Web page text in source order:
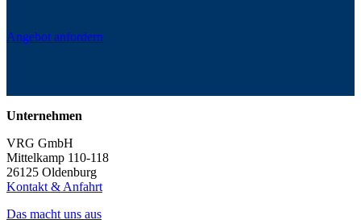
Angebot anfordern
Unternehmen
VRG GmbH
Mittelkamp 110-118
26125 Oldenburg
Kontakt & Anfahrt
Das macht uns aus